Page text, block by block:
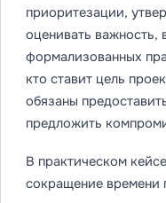
приоритезации,
оценивать важность,
формализованных
кто ставит цель
обязаны
предложить
В практическом
сокращение времени